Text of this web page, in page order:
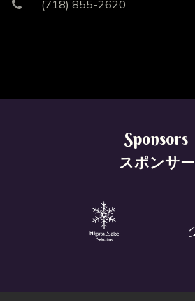
(718) 855-2620
Sponsors
スポンサー